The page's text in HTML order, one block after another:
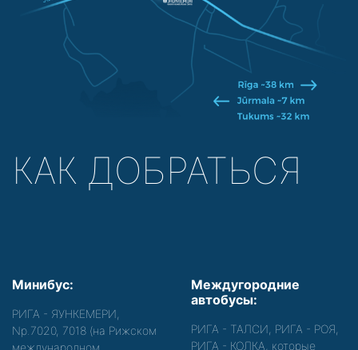
КАК ДОБРАТЬСЯ
Минибус:
РИГА - ЯУНКЕМЕРИ,
Nр.7020, 7018 (на Рижском
международном
Междугородние
автобусы:
РИГА - ТАЛСИ, РИГА - РОЯ,
РИГА - КОЛКА, которые